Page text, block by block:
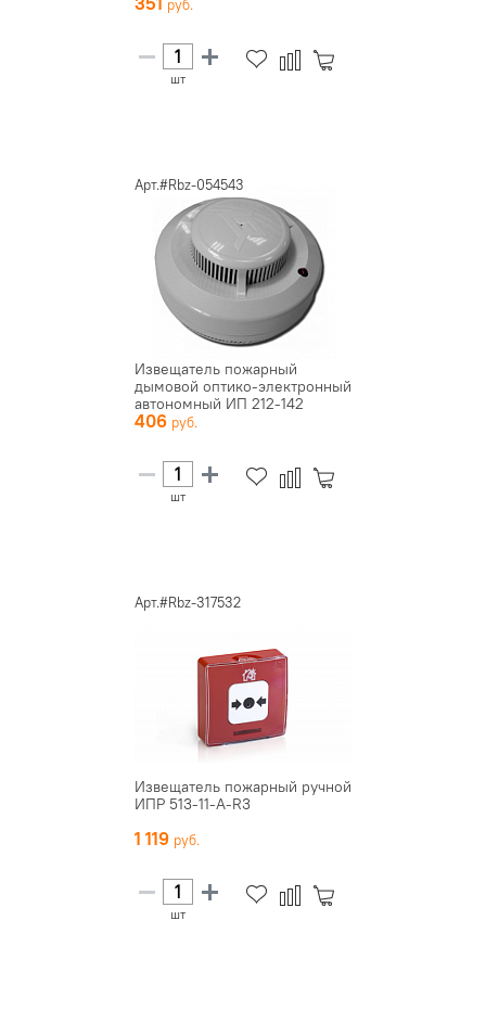
шт
Арт.#Rbz-054543
Извещатель пожарный
дымовой оптико-электронный
автономный ИП 212-142
автоно...
406
шт
Арт.#Rbz-317532
Извещатель пожарный ручной
ИПР 513-11-А-R3
1 119
шт